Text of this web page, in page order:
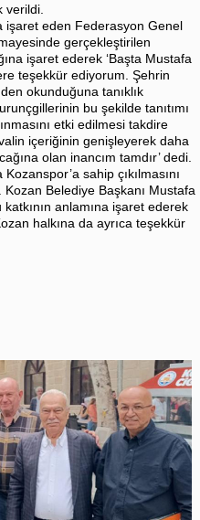
verildi.
işaret eden Federasyon Genel
gerçekleştirilen
işaret ederek ‘Başta Mustafa
teşekkür ediyorum. Şehrin
okunduğuna tanıklık
bu şekilde tanıtımı
etki edilmesi takdire
içeriğinin genişleyerek daha
olan inancım tamdır’ dedi.
sahip çıkılmasını
Belediye Başkanı Mustafa
anlamına işaret ederek
halkına da ayrıca teşekkür